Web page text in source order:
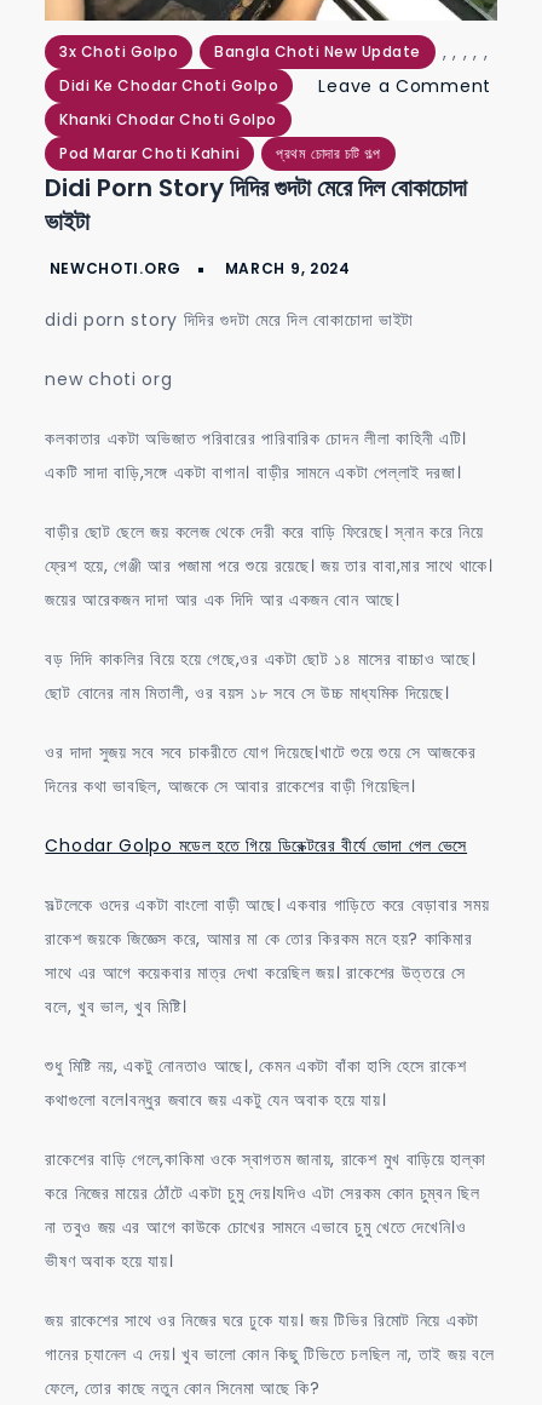
3x Choti Golpo ,
Bangla Choti New Update ,
Didi Ke Chodar Choti Golpo
,
Khanki Chodar Choti Golpo
,
Pod Marar Choti Kahini
,
প্রথম চোদার চটি গল্প
Leave a Comment
didi
porn
মেরে
Didi Porn Story দিদির গুদটা মেরে দিল বোকাচোদা
ভাইটা
didi porn story দিদির গুদটা মেরে দিল বোকাচোদা ভাইটা
new choti org
কলকাতার একটা অভিজাত পরিবারের পারিবারিক চোদন লীলা কাহিনী এটি।
একটি সাদা বাড়ি,সঙ্গে একটা বাগান। বাড়ীর সামনে একটা পেল্লাই দরজা।
বাড়ীর ছোট ছেলে জয় কলেজ থেকে দেরী করে বাড়ি ফিরেছে। স্নান করে নিয়ে
ফ্রেশ হয়ে, গেঞ্জী আর পজামা পরে শুয়ে রয়েছে। জয় তার বাবা,মার সাথে থাকে।
জয়ের আরেকজন দাদা আর এক দিদি আর একজন বোন আছে।
বড় দিদি কাকলির বিয়ে হয়ে গেছে,ওর একটা ছোট ১৪ মাসের বাচ্চাও আছে।
ছোট বোনের নাম মিতালী, ওর বয়স ১৮ সবে সে উচ্চ মাধ্যমিক দিয়েছে।
ওর দাদা সুজয় সবে সবে চাকরীতে যোগ দিয়েছে।খাটে শুয়ে শুয়ে সে আজকের
দিনের কথা ভাবছিল, আজকে সে আবার রাকেশের বাড়ী গিয়েছিল।
Chodar Golpo মডেল হতে গিয়ে ডিরেক্টরের বীর্যে ভোদা গেল ভেসে
সল্টলেকে ওদের একটা বাংলো বাড়ী আছে। একবার গাড়িতে করে বেড়াবার সময়
রাকেশ জয়কে জিজ্ঞেস করে, আমার মা কে তোর কিরকম মনে হয়? কাকিমার
সাথে এর আগে কয়েকবার মাত্র দেখা করেছিল জয়। রাকেশের উত্তরে সে
বলে, খুব ভাল, খুব মিষ্টি।
শুধু মিষ্টি নয়, একটু নোনতাও আছে।, কেমন একটা বাঁকা হাসি হেসে রাকেশ
কথাগুলো বলে।বন্ধুর জবাবে জয় একটু যেন অবাক হয়ে যায়।
রাকেশের বাড়ি গেলে,কাকিমা ওকে স্বাগতম জানায়, রাকেশ মুখ বাড়িয়ে হাল্কা
করে নিজের মায়ের ঠোঁটে একটা চুমু দেয়।যদিও এটা সেরকম কোন চুম্বন ছিল
না তবুও জয় এর আগে কাউকে চোখের সামনে এভাবে চুমু খেতে দেখেনি।ও
ভীষণ অবাক হয়ে যায়।
জয় রাকেশের সাথে ওর নিজের ঘরে ঢুকে যায়। জয় টিভির রিমোট নিয়ে একটা
গানের চ্যানেল এ দেয়। খুব ভালো কোন কিছু টিভিতে চলছিল না, তাই জয় বলে
ফেলে, তোর কাছে নতুন কোন সিনেমা আছে কি?